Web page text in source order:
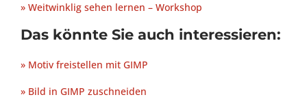
» Weitwinklig sehen lernen – Workshop
Das könnte Sie auch interessieren:
» Motiv freistellen mit GIMP
» Bild in GIMP zuschneiden